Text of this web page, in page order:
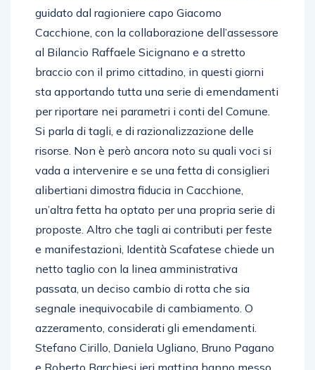
guidato dal ragioniere capo Giacomo
Cacchione, con la collaborazione dell’assessore
al Bilancio Raffaele Sicignano e a stretto
braccio con il primo cittadino, in questi giorni
sta apportando tutta una serie di emendamenti
per riportare nei parametri i conti del Comune.
Si parla di tagli, e di razionalizzazione delle
risorse. Non è però ancora noto su quali voci si
vada a intervenire e se una fetta di consiglieri
alibertiani dimostra fiducia in Cacchione,
un’altra fetta ha optato per una propria serie di
proposte. Altro che tagli ai contributi per feste
e manifestazioni, Identità Scafatese chiede un
netto taglio con la linea amministrativa
passata, un deciso cambio di rotta che sia
segnale inequivocabile di cambiamento. O
azzeramento, considerati gli emendamenti.
Stefano Cirillo, Daniela Ugliano, Bruno Pagano
e Roberto Barchiesi ieri mattina hanno messo